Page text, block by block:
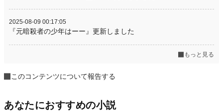
2025-08-09 00:17:05
『元暗殺者の少年はーー』更新しました
もっと見る
このコンテンツについて報告する
あなたにおすすめの小説